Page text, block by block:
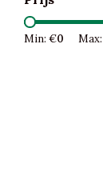
Min: €0